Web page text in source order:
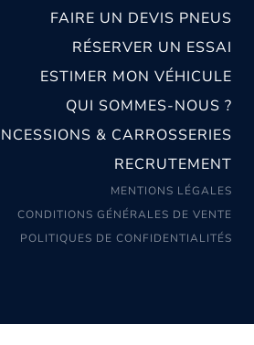
FAIRE UN DEVIS PNEUS
RÉSERVER UN ESSAI
ESTIMER MON VÉHICULE
QUI SOMMES-NOUS ?
& CARROSSERIES
RECRUTEMENT
MENTIONS LÉGALES
CONDITIONS GÉNÉRALES DE VENTE
POLITIQUES DE CONFIDENTIALITÉS